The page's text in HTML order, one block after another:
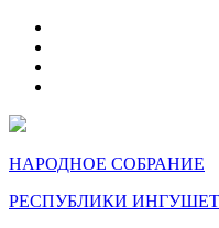
НАРОДНОЕ СОБРАНИЕ
РЕСПУБЛИКИ